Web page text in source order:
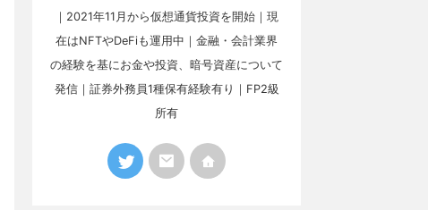
｜2021年11月から仮想通貨投資を開始｜現
在はNFTやDeFiも運用中｜金融・会計業界
の経験を基にお金や投資、暗号資産について
発信｜証券外務員1種保有経験有り｜FP2級
所有